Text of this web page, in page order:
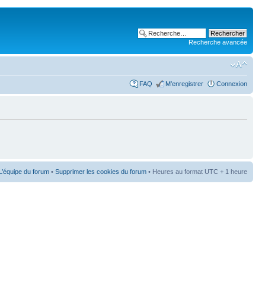
Recherche avancée
FAQ M’enregistrer Connexion
L’équipe du forum • Supprimer les cookies du forum • Heures au format UTC + 1 heure